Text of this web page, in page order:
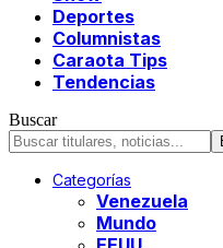
Deportes
Columnistas
Caraota Tips
Tendencias
Buscar
Categorías
Venezuela
Mundo